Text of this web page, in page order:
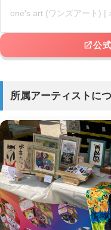
公
所属アーティストに